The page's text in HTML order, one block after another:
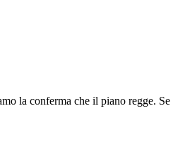
la conferma che il piano regge.